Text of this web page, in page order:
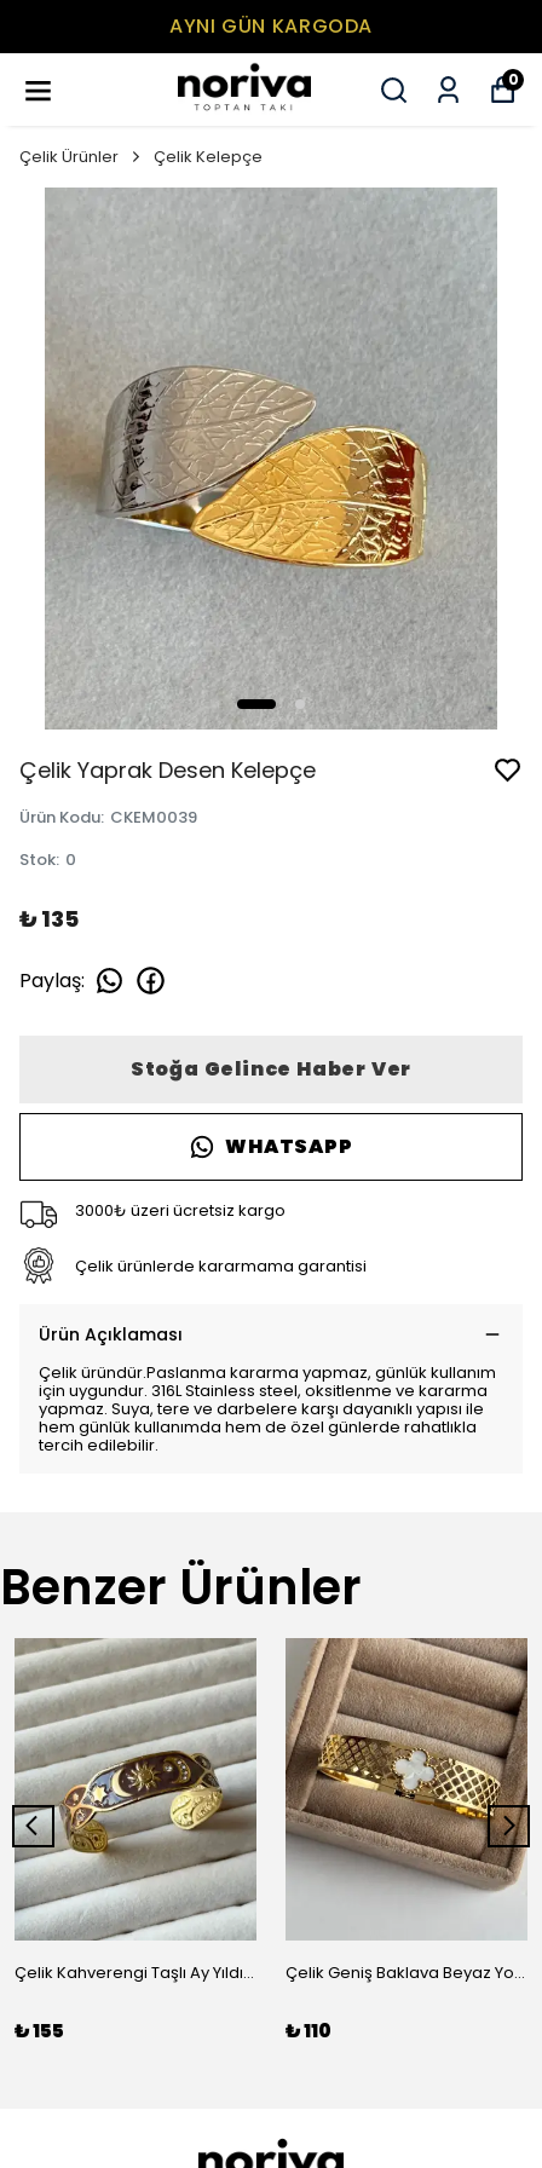
AYNI GÜN KARGODA
0
Çelik Ürünler Çelik Kelepçe
Çelik Yaprak Desen Kelepçe
Ürün Kodu: CKEM0039
Stok: 0
₺ 135
Paylaş:
Stoğa Gelince Haber Ver
WHATSAPP
3000₺ üzeri ücretsiz kargo
Çelik ürünlerde kararmama garantisi
Ürün Açıklaması
Çelik üründür.Paslanma kararma yapmaz, günlük kullanım
için uygundur. 316L Stainless steel, oksitlenme ve kararma
yapmaz. Suya, tere ve darbelere karşı dayanıklı yapısı ile
hem günlük kullanımda hem de özel günlerde rahatlıkla
tercih edilebilir.
Benzer Ürünler
Çelik Kahverengi Taşlı Ay Yıldız Kelepçe
₺ 155
Çelik Geniş Baklava Beyaz Yonca Kelepçe
₺ 110